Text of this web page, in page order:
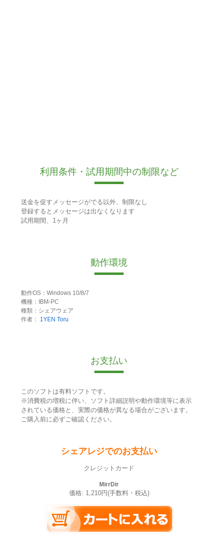
利用条件・試用期間中の制限など
送金を促すメッセージがでる以外、制限なし
登録するとメッセージは出なくなります
試用期間、1ヶ月
動作環境
動作OS：Windows 10/8/7
機種：IBM-PC
種類：シェアウェア
作者：
1YEN Toru
お支払い
このソフトは有料ソフトです。
※消費税の増税に伴い、ソフト詳細説明や動作環境等に表示
されている価格と、実際の価格が異なる場合がございます。
ご購入前に必ずご確認ください。
シェアレジでのお支払い
クレジットカード
MirrDir
価格: 1,210円(手数料・税込)